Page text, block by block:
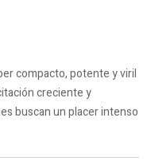
compacto, potente y viril
creciente y
buscan un placer intenso